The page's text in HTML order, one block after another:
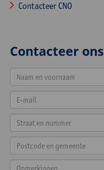
Contacteer CNO
Contacteer ons